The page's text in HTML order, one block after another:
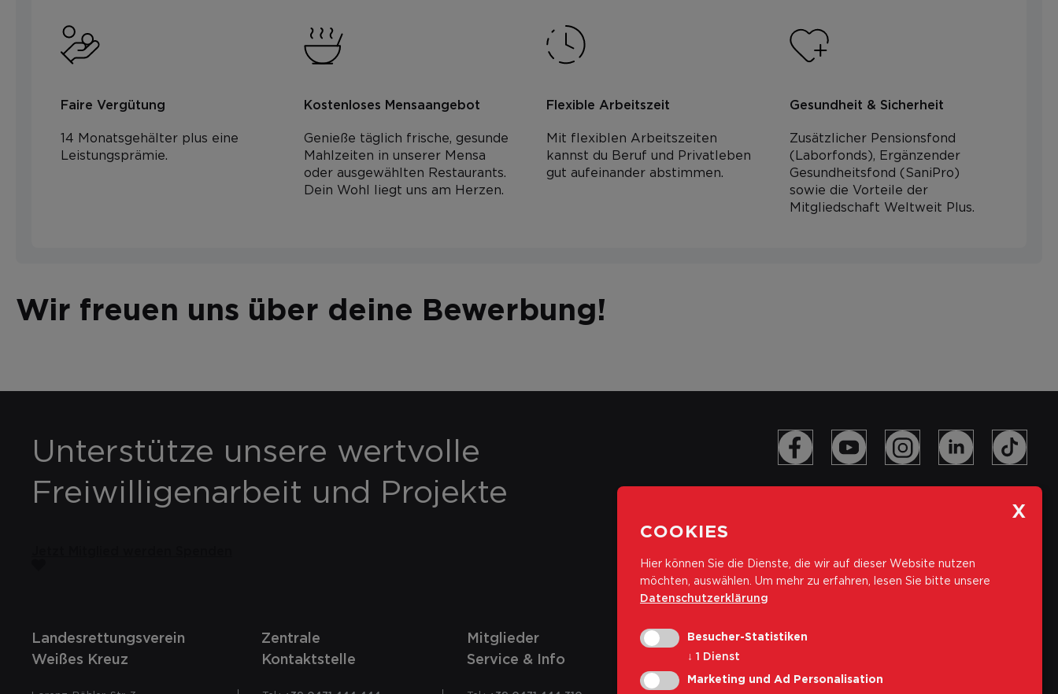
Faire Vergütung
14 Monatsgehälter plus eine
Leistungsprämie.
Kostenloses Mensaangebot
Genieße täglich frische, gesunde
Mahlzeiten in unserer Mensa
oder ausgewählten Restaurants.
Dein Wohl liegt uns am Herzen.
Flexible Arbeitszeit
Mit flexiblen Arbeitszeiten
kannst du Beruf und Privatleben
gut aufeinander abstimmen.
Gesundheit & Sicherheit
Zusätzlicher Pensionsfond
(Laborfonds), Ergänzender
Gesundheitsfond (SaniPro)
sowie die Vorteile der
Mitgliedschaft Weltweit Plus.
Wir freuen uns über deine Bewerbung!
Sektion Sarntal
Jobs Bewerben
Sektion Schlanders
Jobs Bewerben
Disponent:in
Initiativbewerbung
Unterstütze unsere wertvolle
Freiwilligenarbeit und Projekte
Landesrettungsverein
Weißes Kreuz
Zentrale
Kontaktstelle
Mitglieder
Service & Info
E-Mail-Adresse
COOKIES
Hier können Sie die Dienste, die wir auf dieser Website nutzen
möchten, auswählen. Um mehr zu erfahren, lesen Sie bitte unsere
Datenschutzerklärung
Besucher-Statistiken
↓ 1 Dienst
Marketing und Ad Personalisation